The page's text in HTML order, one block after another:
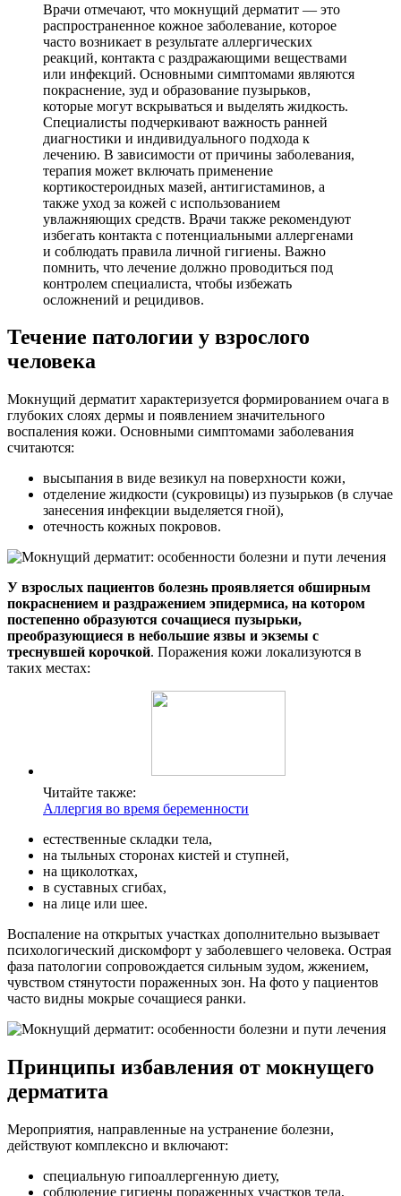
Врачи отмечают, что мокнущий дерматит — это
распространенное кожное заболевание, которое
часто возникает в результате аллергических
реакций, контакта с раздражающими веществами
или инфекций. Основными симптомами являются
покраснение, зуд и образование пузырьков,
которые могут вскрываться и выделять жидкость.
Специалисты подчеркивают важность ранней
диагностики и индивидуального подхода к
лечению. В зависимости от причины заболевания,
терапия может включать применение
кортикостероидных мазей, антигистаминов, а
также уход за кожей с использованием
увлажняющих средств. Врачи также рекомендуют
избегать контакта с потенциальными аллергенами
и соблюдать правила личной гигиены. Важно
помнить, что лечение должно проводиться под
контролем специалиста, чтобы избежать
осложнений и рецидивов.
Течение патологии у взрослого
человека
Мокнущий дерматит характеризуется формированием очага в
глубоких слоях дермы и появлением значительного
воспаления кожи. Основными симптомами заболевания
считаются:
высыпания в виде везикул на поверхности кожи,
отделение жидкости (сукровицы) из пузырьков (в случае
занесения инфекции выделяется гной),
отечность кожных покровов.
У взрослых пациентов болезнь проявляется обширным
покраснением и раздражением эпидермиса, на котором
постепенно образуются сочащиеся пузырьки,
преобразующиеся в небольшие язвы и экземы с
треснувшей корочкой. Поражения кожи локализуются в
таких местах:
Читайте также:
Аллергия во время беременности
естественные складки тела,
на тыльных сторонах кистей и ступней,
на щиколотках,
в суставных сгибах,
на лице или шее.
Воспаление на открытых участках дополнительно вызывает
психологический дискомфорт у заболевшего человека. Острая
фаза патологии сопровождается сильным зудом, жжением,
чувством стянутости пораженных зон. На фото у пациентов
часто видны мокрые сочащиеся ранки.
Принципы избавления от мокнущего
дерматита
Мероприятия, направленные на устранение болезни,
действуют комплексно и включают:
специальную гипоаллергенную диету,
соблюдение гигиены пораженных участков тела,